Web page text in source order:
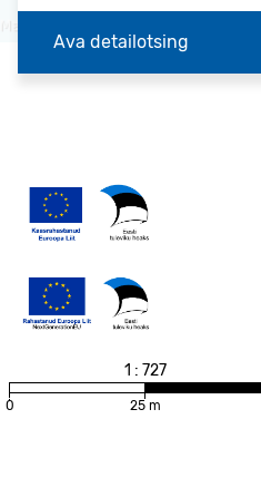
Ava detailotsing
1 : 727
0 25 m